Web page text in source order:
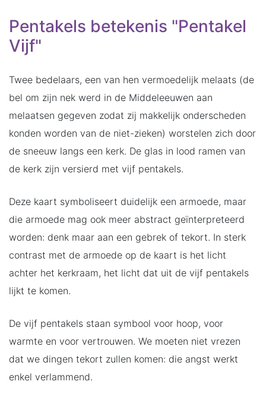
Pentakels betekenis "Pentakel
Vijf"
Twee bedelaars, een van hen vermoedelijk melaats (de
bel om zijn nek werd in de Middeleeuwen aan
melaatsen gegeven zodat zij makkelijk onderscheden
konden worden van de niet-zieken) worstelen zich door
de sneeuw langs een kerk. De glas in lood ramen van
de kerk zijn versierd met vijf pentakels.
Deze kaart symboliseert duidelijk een armoede, maar
die armoede mag ook meer abstract geïnterpreteerd
worden: denk maar aan een gebrek of tekort. In sterk
contrast met de armoede op de kaart is het licht
achter het kerkraam, het licht dat uit de vijf pentakels
lijkt te komen.
De vijf pentakels staan symbool voor hoop, voor
warmte en voor vertrouwen. We moeten niet vrezen
dat we dingen tekort zullen komen: die angst werkt
enkel verlammend.